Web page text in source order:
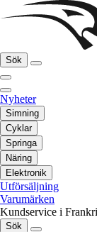
Sök
Nyheter
Simning
Cyklar
Springa
Näring
Elektronik
Utförsäljning
Varumärken
Kundservice i
Sök